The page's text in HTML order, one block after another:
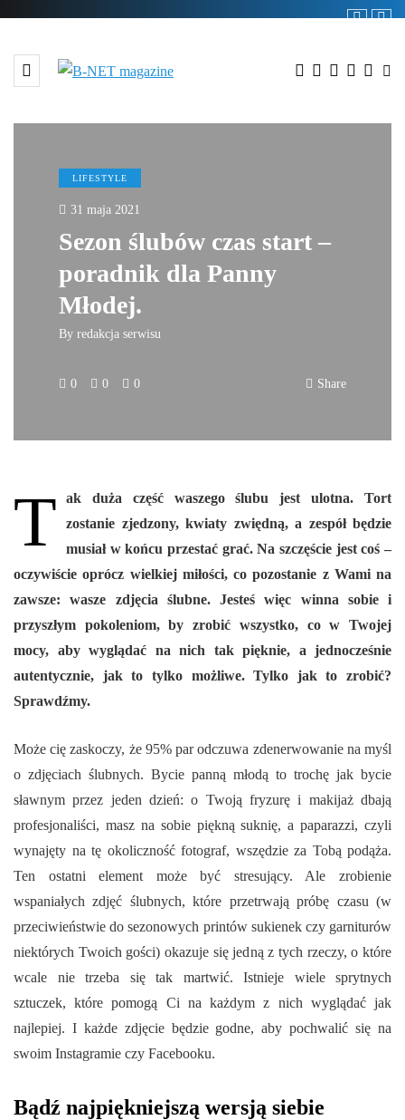
LIFESTYLE
31 maja 2021
Sezon ślubów czas start –
poradnik dla Panny
Młodej.
By redakcja serwisu
0 0 0 Share
T
ak duża część waszego ślubu jest ulotna. Tort
zostanie zjedzony, kwiaty zwiędną, a zespół będzie
musiał w końcu przestać grać. Na szczęście jest coś –
oczywiście oprócz wielkiej miłości, co pozostanie z Wami na
zawsze: wasze zdjęcia ślubne. Jesteś więc winna sobie i
przyszłym pokoleniom, by zrobić wszystko, co w Twojej
mocy, aby wyglądać na nich tak pięknie, a jednocześnie
autentycznie, jak to tylko możliwe. Tylko jak to zrobić?
Sprawdźmy.
Może cię zaskoczy, że 95% par odczuwa zdenerwowanie na myśl
o zdjęciach ślubnych. Bycie panną młodą to trochę jak bycie
sławnym przez jeden dzień: o Twoją fryzurę i makijaż dbają
profesjonaliści, masz na sobie piękną suknię, a paparazzi, czyli
wynajęty na tę okoliczność fotograf, wszędzie za Tobą podąża.
Ten ostatni element może być stresujący. Ale zrobienie
wspaniałych zdjęć ślubnych, które przetrwają próbę czasu (w
przeciwieństwie do sezonowych printów sukienek czy garniturów
niektórych Twoich gości) okazuje się jedną z tych rzeczy, o które
wcale nie trzeba się tak martwić. Istnieje wiele sprytnych
sztuczek, które pomogą Ci na każdym z nich wyglądać jak
najlepiej. I każde zdjęcie będzie godne, aby pochwalić się na
swoim Instagramie czy Facebooku.
Bądź najpiękniejszą wersją siebie